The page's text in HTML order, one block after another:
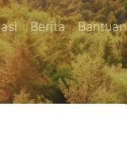
Berita Bantuan